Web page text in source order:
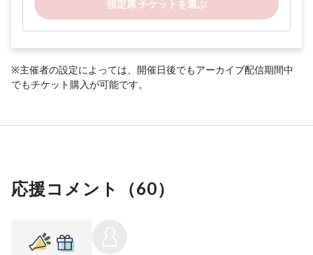
指定席 チケットを選ぶ
※主催者の設定によっては、開催日後でもアーカイブ配信期間中
でもチケット購入が可能です。
応援コメント（60）